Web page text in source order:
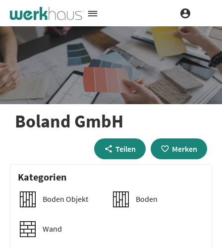
Boland GmbH
Teilen Merken
Kategorien
Boden Objekt Boden
Wand